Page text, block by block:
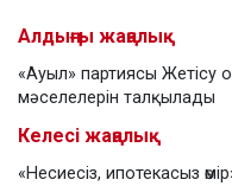
Алдыңғы жаңалық
«Ауыл» партиясы
мәселелерін талқылады
Келесі жаңалық
«Несиесіз, ипотекасыз